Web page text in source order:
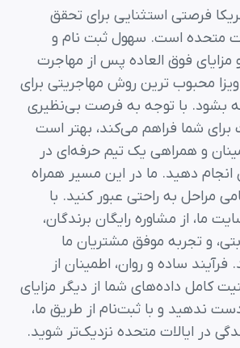
فرصتی استثنایی برای تحقق
متحده است. سهول ثبت نام و
مزایای فوق العاده پس از مهاجرت
محبوب ترین روش مهاجریتی برای
بشود. با توجه به فرصت بی‌نظیری
برای شما فراهم می‌کند، بهتر است
و همراهی یک تیم حرفه‌ای در
انجام دهید. ما در این مسیر همراه
مراحل به راحتی عبور کنید. با
ما، از مشاوره رایگان برندگان،
و تجربه موفق مشتریان ما
ساده و روان، اطمینان از
کامل داده‌های شما از دیگر مزایای
ندهید و با ثبت‌نام از طریق ما،
در ایالات متحده نزدیک‌تر شوید.